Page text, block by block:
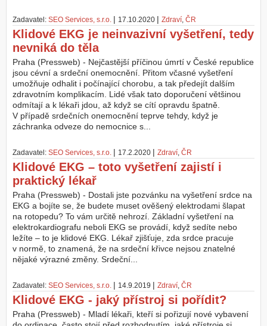
Z
a
l
o
ž
i
t
ú
č
e
t
Zadavatel: SEO Services, s.r.o. | 17.10.2020 | Zdraví, ČR
Klidové EKG je neinvazivní vyšetření, tedy
nevniká do těla
Praha (Pressweb) - Nejčastější příčinou úmrtí v České republice
jsou cévní a srdeční onemocnění. Přitom včasné vyšetření
umožňuje odhalit i počínající chorobu, a tak předejít dalším
zdravotním komplikacím. Lidé však tato doporučení většinou
odmítají a k lékaři jdou, až když se cítí opravdu špatně.
V případě srdečních onemocnění teprve tehdy, když je
záchranka odveze do nemocnice s...
Zadavatel: SEO Services, s.r.o. | 17.2.2020 | Zdraví, ČR
Klidové EKG – toto vyšetření zajistí i
praktický lékař
Praha (Pressweb) - Dostali jste pozvánku na vyšetření srdce na
EKG a bojíte se, že budete muset ověšený elektrodami šlapat
na rotopedu? To vám určitě nehrozí. Základní vyšetření na
elektrokardiografu neboli EKG se provádí, když sedíte nebo
ležíte – to je klidové EKG. Lékař zjišťuje, zda srdce pracuje
v normě, to znamená, že na srdeční křivce nejsou znatelné
nějaké výrazné změny. Srdeční...
Zadavatel: SEO Services, s.r.o. | 14.9.2019 | Zdraví, ČR
Klidové EKG - jaký přístroj si pořídit?
Praha (Pressweb) - Mladí lékaři, kteří si pořizují nové vybavení